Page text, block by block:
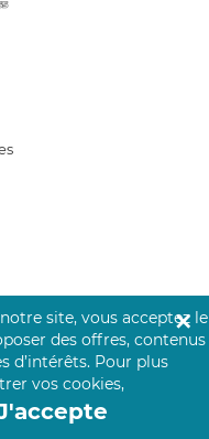
vous accompagne par
site, vous acceptez le
des offres, contenus
d’intérêts. Pour plus
vos cookies,
✕